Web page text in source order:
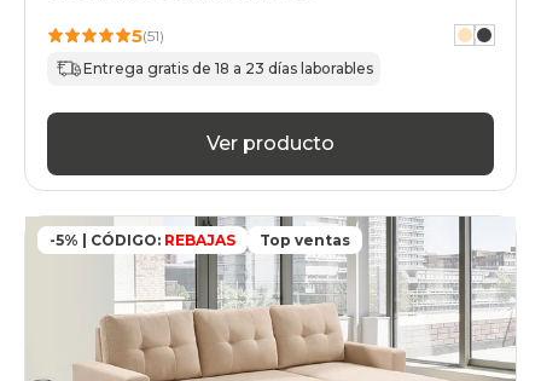
5(51)
Entrega gratis de 18 a 23 días laborables
Ver producto
-5% | CÓDIGO: REBAJAS Top ventas